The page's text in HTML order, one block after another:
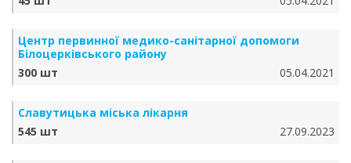
Центр первинної медико-санітарної допомоги
Білоцерківського району
300 шт
05.04.2021
Славутицька міська лікарня
545 шт
27.09.2023